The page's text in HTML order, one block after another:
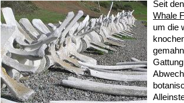
Seit
Whale
um die